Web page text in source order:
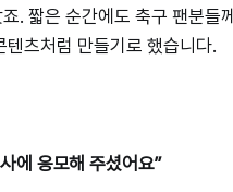
. 짧은 순간에도 축구 팬분들
츠처럼 만들기로 했습니다.
에 응모해 주셨어요”